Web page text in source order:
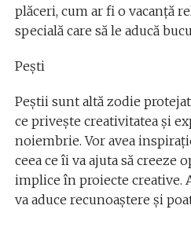
plăceri, cum ar fi o vacanță
specială care să le aducă
Pești
Peștii sunt altă zodie
ce privește creativitatea și
noiembrie. Vor avea
ceea ce îi va ajuta să creeze
implice în proiecte creative.
va aduce recunoaștere și